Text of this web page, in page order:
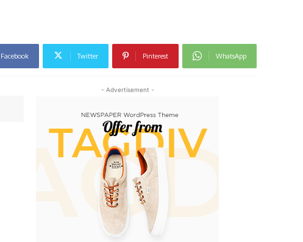
Facebook Twitter Pinterest WhatsApp
- Advertisement -